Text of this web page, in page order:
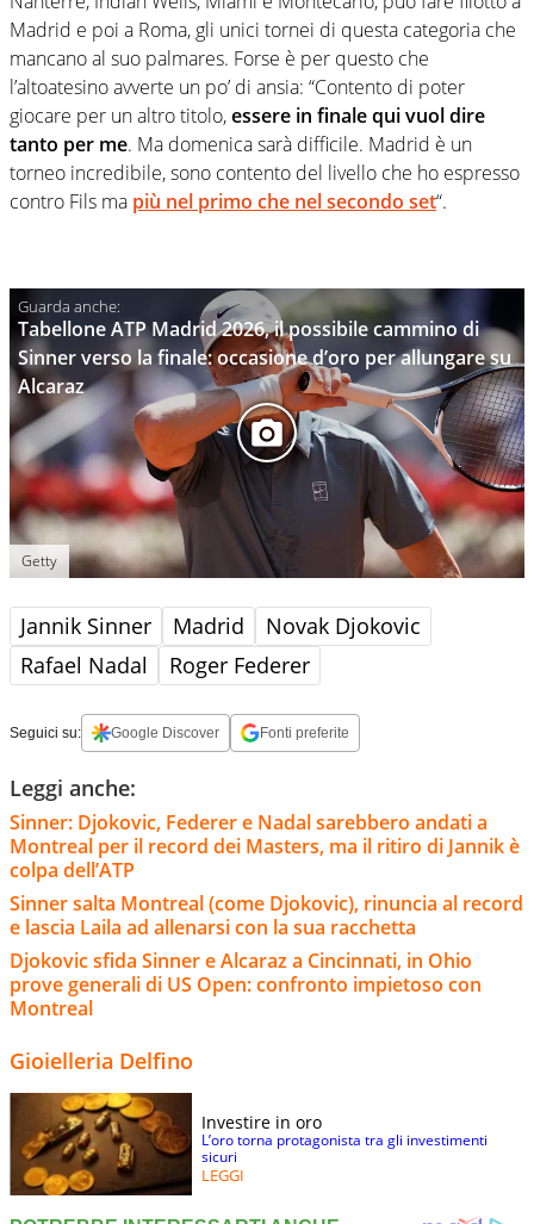
Madrid e poi a Roma, gli unici tornei di questa categoria che
mancano al suo palmares. Forse è per questo che
l’altoatesino avverte un po’ di ansia: “Contento di poter
giocare per un altro titolo,essere in finale qui vuol dire
tanto per me. Ma domenica sarà difficile. Madrid è un
torneo incredibile, sono contento del livello che ho espresso
contro Fils ma più nel primo che nel secondo set“.
Tabellone ATP Madrid 2026, il possibile cammino di
Sinner verso la finale: occasione d’oro per allungare su
Alcaraz
Getty
Jannik Sinner Madrid
Novak Djokovic
Rafael Nadal
Roger Federer
Seguici su: Google Discover Fonti preferite
Leggi anche:
Sinner: Djokovic, Federer e Nadal sarebbero andati a
Montreal per il record dei Masters, ma il ritiro di Jannik è
colpa dell’ATP
Sinner salta Montreal (come Djokovic), rinuncia al record
e lascia Laila ad allenarsi con la sua racchetta
Djokovic sfida Sinner e Alcaraz a Cincinnati, in Ohio
prove generali di US Open: confronto impietoso con
Montreal
Gioielleria Delfino
Investire in oro
L’oro torna protagonista tra gli investimenti
sicuri
LEGGI